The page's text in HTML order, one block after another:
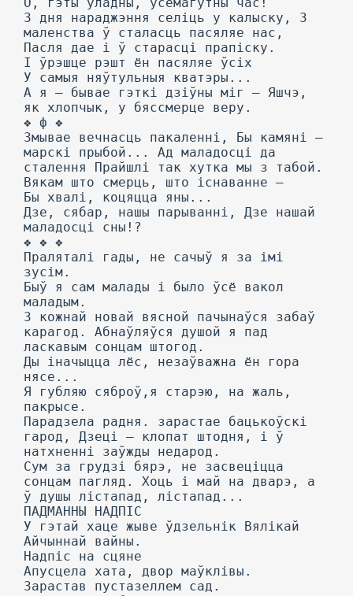
3 дня нараджэння селіць у калыску, 3
маленства ў сталасць пасяляе нас,
Пасля дае і ў старасці прапіску.
I ўрэшце рэшт ён пасяляе ўсіх
У самыя няўтульныя кватэры...
А я — бывае гэткі дзіўны міг — Яшчэ,
як хлопчык, у бяссмерце веру.
❖ ф ❖
Змывае вечнасць пакаленні, Бы камяні —
марскі прыбой... Ад маладосці да
сталення Прайшлі так хутка мы з табой.
Вякам што смерць, што існаванне —
Бы хвалі, коцяцца яны...
Дзе, сябар, нашы парыванні, Дзе нашай
маладосці сны!?
❖ ❖ ❖
Праляталі гады, не сачыў я за імі
зусім.
Быў я сам малады і было ўсё вакол
маладым.
3 кожнай новай вясной пачынаўся забаў
карагод. Абнаўляўся душой я пад
ласкавым сонцам штогод.
Ды іначыцца лёс, незаўважна ён гора
нясе...
Я губляю сяброў,я старэю, на жаль,
пакрысе.
Парадзела радня. зарастае бацькоўскі
гарод, Дзеці — клопат штодня, і ў
натхненні заўжды недарод.
Сум за грудзі бярэ, не засвеціцца
сонцам пагляд. Хоць і май на дварэ, а
ў душы лістапад, лістапад...
ПАДМАННЫ НАДПІС
У гэтай хаце жыве ўдзельнік Вялікай
Айчыннай вайны.
Надпіс на сцяне
Апусцела хата, двор маўклівы.
Зарастав пустазеллем сад.